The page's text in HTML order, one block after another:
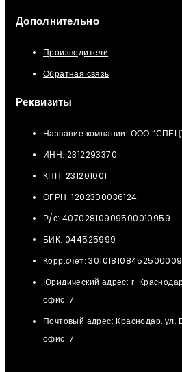
Дополнительно
Производители
Обратная связь
Реквизиты
Название компании: ООО
ИНН: 2312293370
КПП: 231201001
ОГРН: 1202300036124
Р/с: 40702810909500010959
БИК: 044525999
Корр.счет:
Юридический адрес: г.
офис. 7
Почтовый адрес: Краснодар, ул.
офис. 7